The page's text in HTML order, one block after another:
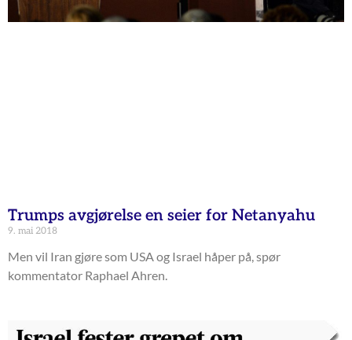
Trumps avgjørelse en seier for Netanyahu
9. mai 2018
Men vil Iran gjøre som USA og Israel håper på, spør
kommentator Raphael Ahren.